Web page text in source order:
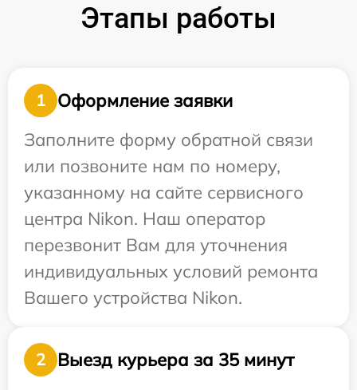
Этапы работы
1
Оформление заявки
Заполните форму обратной связи
или позвоните нам по номеру,
указанному на сайте сервисного
центра Nikon. Наш оператор
перезвонит Вам для уточнения
индивидуальных условий ремонта
Вашего устройства Nikon.
2
Выезд курьера за 35 минут